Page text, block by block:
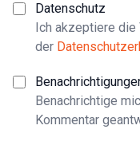
Datenschutz
Ich akzeptiere die
der
Benachrichtige
Kommentar